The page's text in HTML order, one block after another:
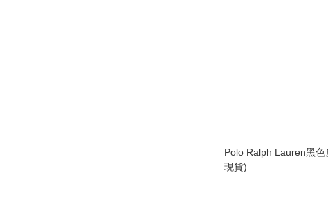
Polo Ralph Lauren黑
現貨)